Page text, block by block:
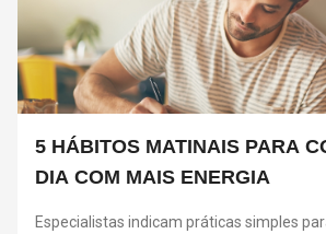
5 HÁBITOS MATINAIS PARA
DIA COM MAIS ENERGIA
Especialistas indicam práticas simples